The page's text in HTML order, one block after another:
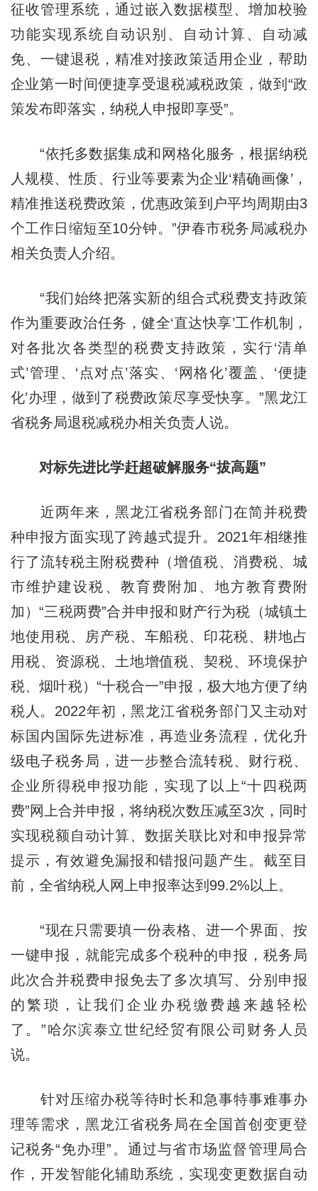
征收管理系统，通过嵌入数据模型、增加校验
功能实现系统自动识别、自动计算、自动减
免、一键退税，精准对接政策适用企业，帮助
企业第一时间便捷享受退税减税政策，做到“政
策发布即落实，纳税人申报即享受”。
“依托多数据集成和网格化服务，根据纳税
人规模、性质、行业等要素为企业‘精确画像’，
精准推送税费政策，优惠政策到户平均周期由3
个工作日缩短至10分钟。”伊春市税务局减税办
相关负责人介绍。
“我们始终把落实新的组合式税费支持政策
作为重要政治任务，健全‘直达快享’工作机制，
对各批次各类型的税费支持政策，实行‘清单
式’管理、‘点对点’落实、‘网格化’覆盖、‘便捷
化’办理，做到了税费政策尽享受快享。”黑龙江
省税务局退税减税办相关负责人说。
对标先进比学赶超破解服务“拔高题”
近两年来，黑龙江省税务部门在简并税费
种申报方面实现了跨越式提升。2021年相继推
行了流转税主附税费种（增值税、消费税、城
市维护建设税、教育费附加、地方教育费附
加）“三税两费”合并申报和财产行为税（城镇土
地使用税、房产税、车船税、印花税、耕地占
用税、资源税、土地增值税、契税、环境保护
税、烟叶税）“十税合一”申报，极大地方便了纳
税人。2022年初，黑龙江省税务部门又主动对
标国内国际先进标准，再造业务流程，优化升
级电子税务局，进一步整合流转税、财行税、
企业所得税申报功能，实现了以上“十四税两
费”网上合并申报，将纳税次数压减至3次，同时
实现税额自动计算、数据关联比对和申报异常
提示，有效避免漏报和错报问题产生。截至目
前，全省纳税人网上申报率达到99.2%以上。
“现在只需要填一份表格、进一个界面、按
一键申报，就能完成多个税种的申报，税务局
此次合并税费申报免去了多次填写、分别申报
的繁琐，让我们企业办税缴费越来越轻松
了。”哈尔滨泰立世纪经贸有限公司财务人员
说。
针对压缩办税等待时长和急事特事难事办
理等需求，黑龙江省税务局在全国首创变更登
记税务“免办理”。通过与省市场监督管理局合
作，开发智能化辅助系统，实现变更数据自动